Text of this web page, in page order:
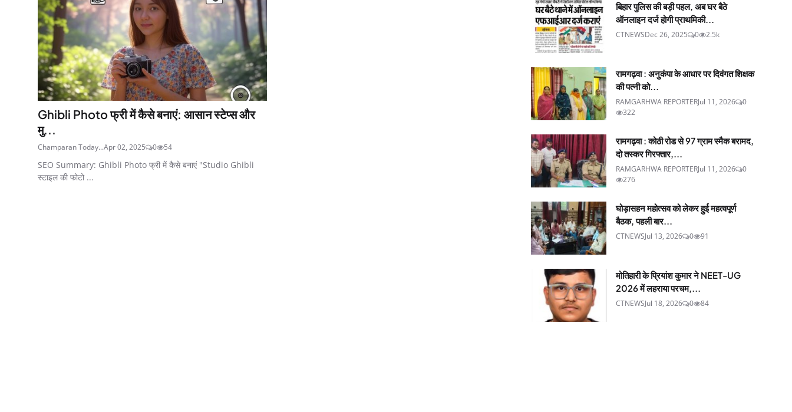
Ghibli Photo फ्री में कैसे बनाएं: आसान स्टेप्स और
मु...
Champaran Today...Apr 02, 2025 0 54
SEO Summary: Ghibli Photo फ्री में कैसे बनाएं "Studio Ghibli
स्टाइल की फोटो ...
बिहार पुलिस की बड़ी पहल, अब घर बैठे
ऑनलाइन दर्ज होगी प्राथमिकी...
CTNEWSDec 26, 2025 0 2.5k
रामगढ़वा : अनुकंपा के आधार पर दिवंगत शिक्षक
की पत्नी को...
RAMGARHWA REPORTERJul 11, 2026
0
322
रामगढ़वा : कोठी रोड से 97 ग्राम स्मैक बरामद,
दो तस्कर गिरफ्तार,...
RAMGARHWA REPORTERJul 11, 2026
0
276
घोड़ासहन महोत्सव को लेकर हुई महत्वपूर्ण
बैठक, पहली बार...
CTNEWSJul 13, 2026 0 91
मोतिहारी के प्रियांश कुमार ने NEET-UG
2026 में लहराया परचम,...
CTNEWSJul 18, 2026 0 84